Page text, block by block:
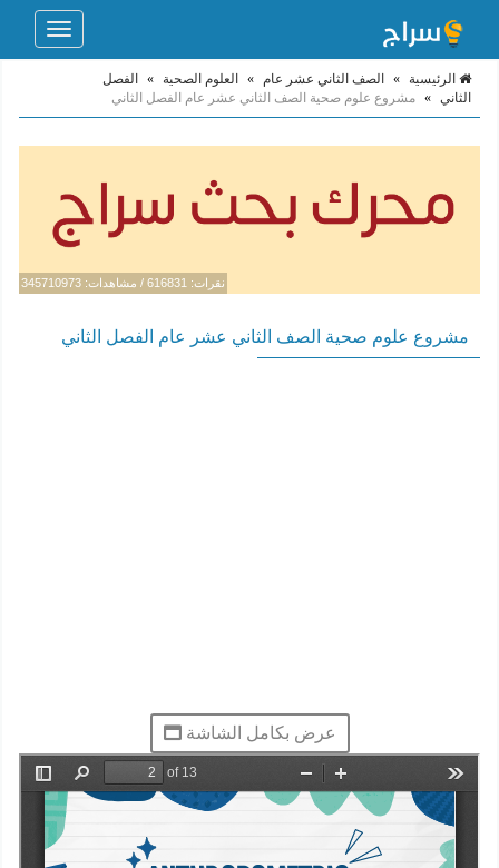
Toggle
الرئيسية » الصف الثاني عشر عام » العلوم الصحية »
الفصل
الثاني » مشروع علوم صحية الصف الثاني عشر عام الفصل الثاني
نقرات: 616831 / مشاهدات: 345710973
مشروع علوم صحية الصف الثاني عشر عام الفصل الثاني
عرض بكامل الشاشة